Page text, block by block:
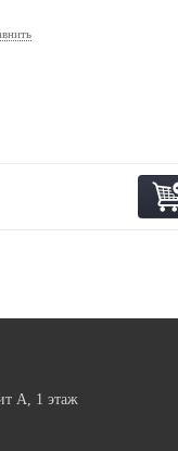
А, 1 этаж